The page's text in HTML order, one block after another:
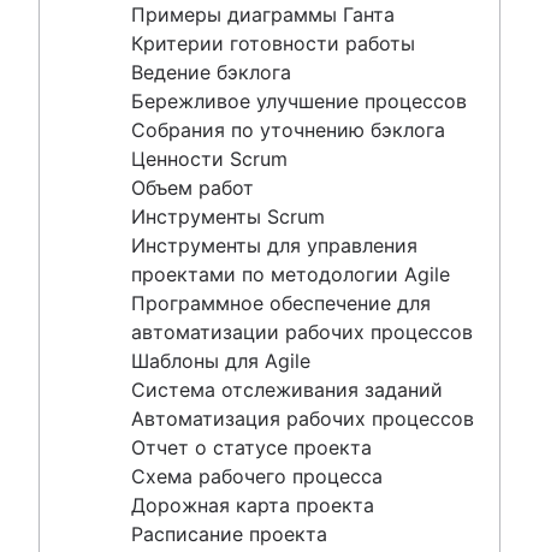
рабочих процессов
Шаблоны для Agile
Система отслеживания заданий
Автоматизация рабочих процессов
Отчет о статусе проекта
Схема рабочего процесса
Дорожная карта проекта
Расписание проекта
Программное обеспечение для отслеживания
проблем
Инструменты создания дорожной карты для
управления проектами
Технологическая дорожная карта
ПО для планирования проектов
Инструменты управления бэклогами
Управление рабочим процессом
Примеры рабочих процессов
Как создать дорожную карту проекта
Инструменты планирования спринтов
Примеры диаграммы Ганта
Критерии готовности работы
Ведение бэклога
Бережливое улучшение процессов
Собрания по уточнению бэклога
Ценности Scrum
Объем работ
Инструменты Scrum
Инструменты для управления
проектами по методологии Agile
Программное обеспечение для
автоматизации рабочих процессов
Шаблоны для Agile
Система отслеживания заданий
Автоматизация рабочих процессов
Отчет о статусе проекта
Схема рабочего процесса
Дорожная карта проекта
Расписание проекта